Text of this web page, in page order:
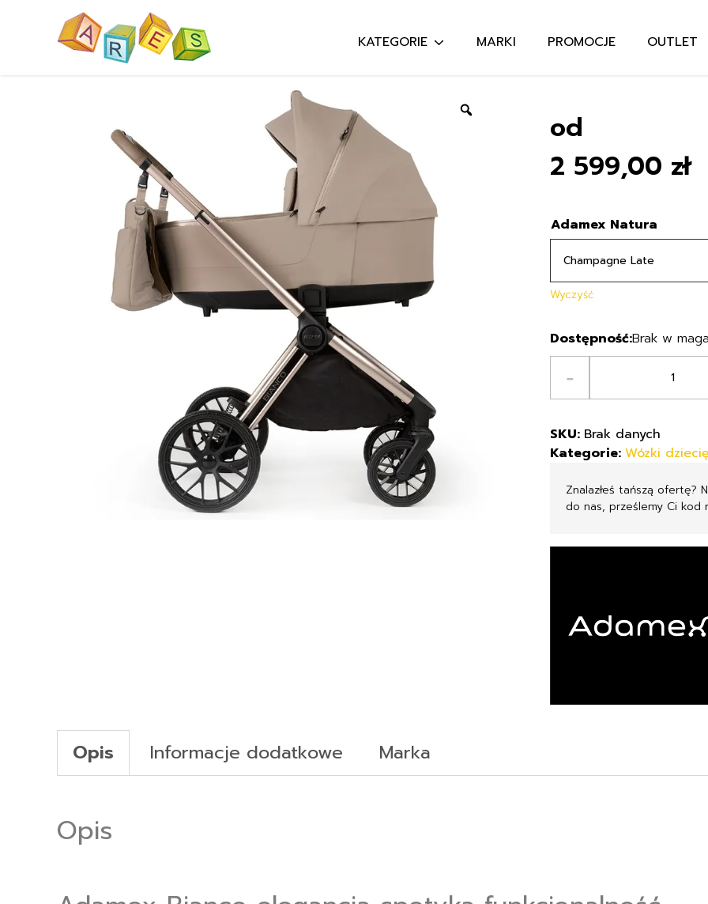
KATEGORIE MARKI PROMOCJE OUTLET
od
2 599,00 zł
Adamex Natura
Wyczyść
Brak w
-
Adamex
Bianco
2w1
z
3w1
SKU: Brak danych
Kategorie: Wózki
Znalazłeś tańszą ofertę?
do nas, prześlemy Ci kod
Opis Informacje dodatkowe Marka
Opis